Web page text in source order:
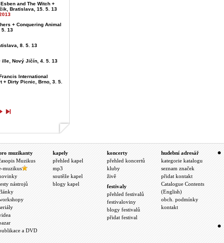
and The Witch +
Bratislava, 15. 5. 13
+ Conquering Animal
5. 13
8. 5. 13
ille, Nový Jičín, 4. 5. 13
International
+ Dirty Picnic, Brno, 3. 5.
muzikanty
Muzikus
muzikus
nástrojů
a DVD
kapely
přehled kapel
mp3
soutěže kapel
blogy kapel
koncerty
přehled koncertů
kluby
živě
festivaly
přehled festivalů
festivaloviny
blogy festivalů
přidat festival
hudební adresář
kategorie katalogu
seznam značek
přidat kontakt
Catalogue Contents
(English)
obch. podmínky
kontakt